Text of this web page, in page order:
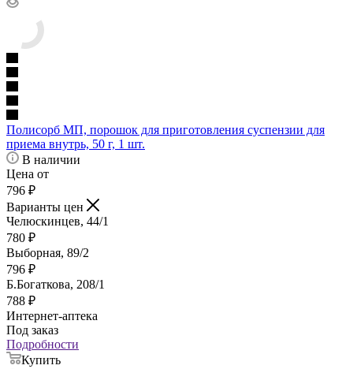
Полисорб МП, порошок для приготовления суспензии для
приема внутрь, 50 г, 1 шт.
В наличии
Цена от
796 ₽
Варианты цен
Челюскинцев, 44/1
780 ₽
Выборная, 89/2
796 ₽
Б.Богаткова, 208/1
788 ₽
Интернет-аптека
Под заказ
Подробности
Купить